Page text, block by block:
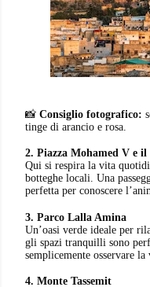
📸 Consiglio fotografico:
tinge di arancio e rosa.
2. Piazza Mohamed V e
Qui si respira la vita
botteghe locali. Una
perfetta per conoscere
3. Parco Lalla Amina
Un’oasi verde ideale per
gli spazi tranquilli sono
semplicemente osservare la
4. Monte Tassemit